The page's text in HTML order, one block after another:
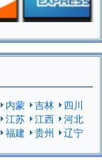
内蒙 吉林
四川
江苏 江西
河北
福建 贵州
辽宁